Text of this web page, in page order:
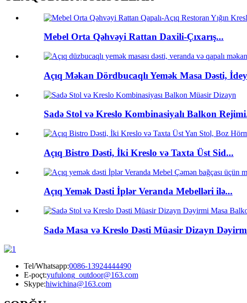
Mebel Orta Qəhvəyi Rattan Daxili-Çıxarış...
Açıq Məkan Dördbucaqlı Yemək Masa Dəsti,
Sadə Stol və Kreslo Kombinasiyalı Balkon
Açıq Bistro Dəsti, İki Kreslo və Taxta Üst Sid...
Açıq Yemək Dəsti İplər Veranda Mebelləri ilə...
Sadə Masa və Kreslo Dəsti Müasir Dizayn
Tel/Whatsapp:0086-13924444490
E-poçt:yufulong_outdoor@163.com
Skype:hiwichina@163.com